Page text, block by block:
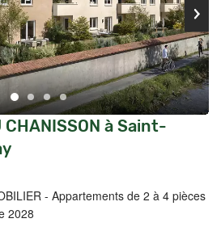
CHANISSON à Saint-
- Appartements de 2 à 4 pièces
2028